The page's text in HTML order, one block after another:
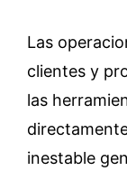
Las
clientes y
las
inestable